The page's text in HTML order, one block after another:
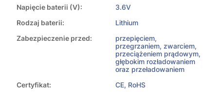
Napięcie baterii (V):
3.6V
Rodzaj baterii:
Lithium
Zabezpieczenie przed:
przepięciem,
przegrzaniem, zwarciem,
przeciążeniem prądowym,
głębokim rozładowaniem
oraz przeładowaniem
Certyfikat:
CE, RoHS